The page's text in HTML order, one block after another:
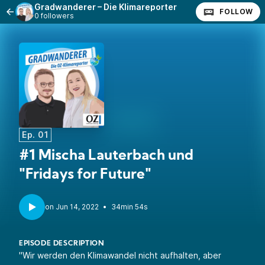
Gradwanderer – Die Klimareporter
0 followers FOLLOW
Ep. 01
#1 Mischa Lauterbach und
"Fridays for Future"
• 34min 54s
EPISODE DESCRIPTION
"Wir werden den Klimawandel nicht aufhalten, aber